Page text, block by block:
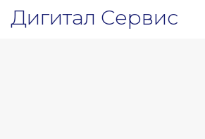
Дигитал Сервис